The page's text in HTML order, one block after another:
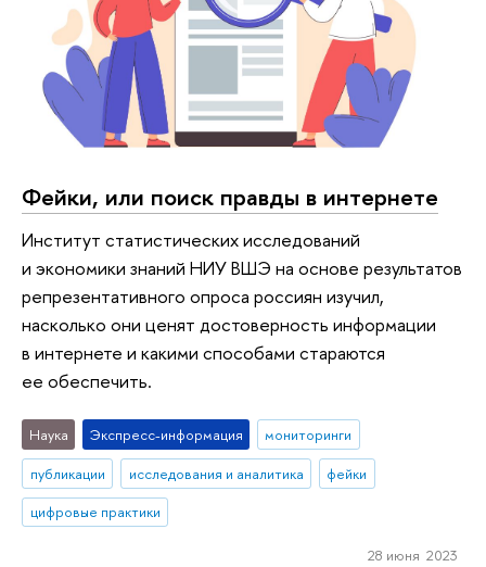
Фейки, или поиск правды в интернете
Институт статистических исследований
и экономики знаний НИУ ВШЭ на основе результатов
репрезентативного опроса россиян изучил,
насколько они ценят достоверность информации
в интернете и какими способами стараются
ее обеспечить.
Наука Экспресс-информация
мониторинги
публикации
исследования и аналитика
фейки
цифровые практики
28 июня 2023